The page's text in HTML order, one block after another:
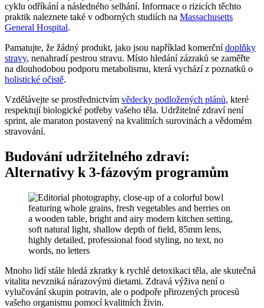
cyklu odříkání a následného selhání. Informace o rizicích těchto
praktik naleznete také v odborných studiích na Massachusetts
General Hospital.
Pamatujte, že žádný produkt, jako jsou například komerčnídoplňky
stravy, nenahradí pestrou stravu. Místo hledání zázraků se zaměřte
na dlouhodobou podporu metabolismu, která vychází z poznatků o
holistické očistě.
Vzdělávejte se prostřednictvím vědecky podložených plánů, které
respektují biologické potřeby vašeho těla. Udržitelné zdraví není
sprint, ale maraton postavený na kvalitních surovinách a vědomém
stravování.
Budování udržitelného zdraví:
Alternativy k 3-fázovým programům
Mnoho lidí stále hledá zkratky k rychlé detoxikaci těla, ale skutečná
vitalita nevzniká nárazovými dietami. Zdravá výživa není o
vylučování skupin potravin, ale o podpoře přirozených procesů
vašeho organismu pomocí kvalitních živin.